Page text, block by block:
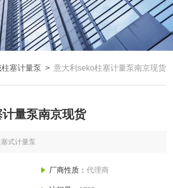
塞计量泵 > 意大利seko柱塞计量泵南京现货
计量泵南京现货
式计量泵
厂商性质： 代理商